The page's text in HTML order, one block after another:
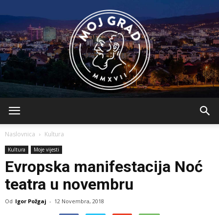
Naslovnica Kultura
Kultura Moje vijesti
Evropska manifestacija Noć
teatra u novembru
Od Igor Požgaj - 12 Novembra, 2018